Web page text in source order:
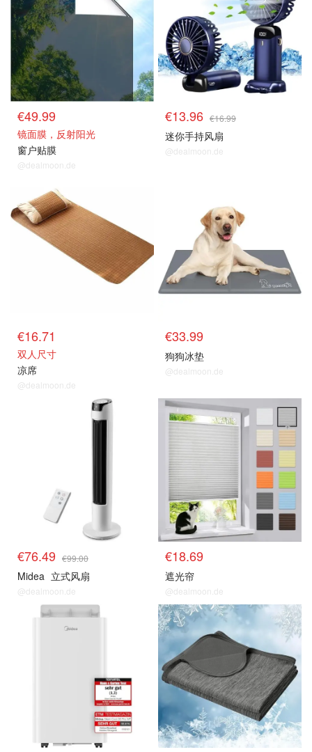
€49.99
镜面膜，反射阳光
窗户贴膜
@dealmoon.de
€13.96 €16.99
迷你手持风扇
@dealmoon.de
风扇 & 空调 等降温好物
€16.71
双人尺寸
凉席
@dealmoon.de
€33.99
狗狗冰垫
@dealmoon.de
风扇 & 空调 等降温好物
€76.49 €99.00
Midea 立式风扇
@dealmoon.de
风扇 & 空调 等降温好物
€18.69
遮光帘
@dealmoon.de
风扇 & 空调 等降温好物 风扇 & 空调 等降温好物